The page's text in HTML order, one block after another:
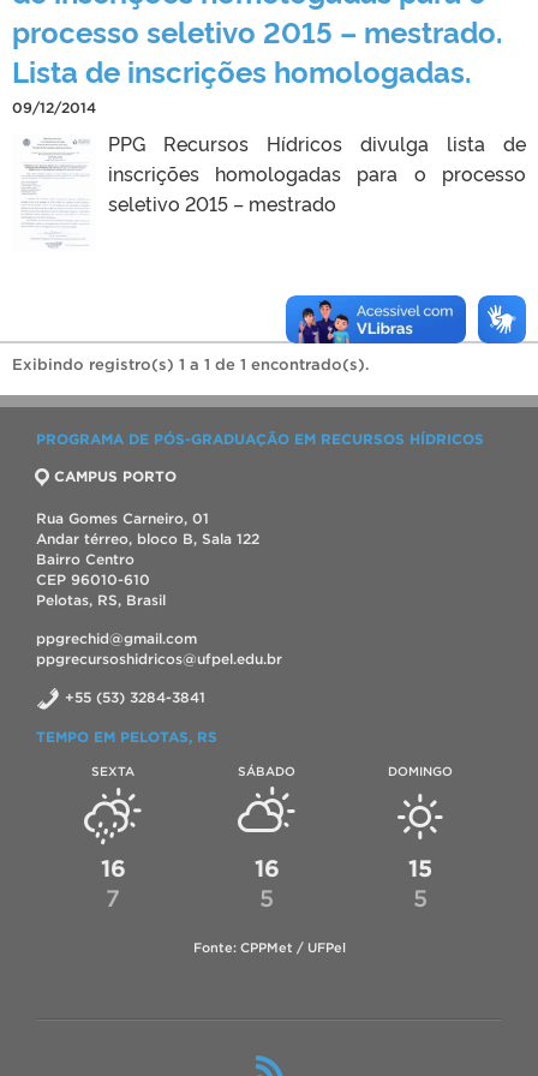
processo seletivo 2015 – mestrado.
Lista de inscrições homologadas.
09/12/2014
PPG Recursos Hídricos divulga lista de
inscrições homologadas para o processo
seletivo 2015 – mestrado
Exibindo registro(s) 1 a 1 de 1 encontrado(s).
PROGRAMA DE PÓS-GRADUAÇÃO EM RECURSOS HÍDRICOS
CAMPUS PORTO
Rua Gomes Carneiro, 01
Andar térreo, bloco B, Sala 122
Bairro Centro
CEP 96010-610
Pelotas, RS, Brasil
ppgrechid@gmail.com
ppgrecursoshidricos@ufpel.edu.br
+55 (53) 3284-3841
TEMPO EM PELOTAS, RS
SEXTA
16
7
SÁBADO
16
5
DOMINGO
15
5
Fonte: CPPMet / UFPel